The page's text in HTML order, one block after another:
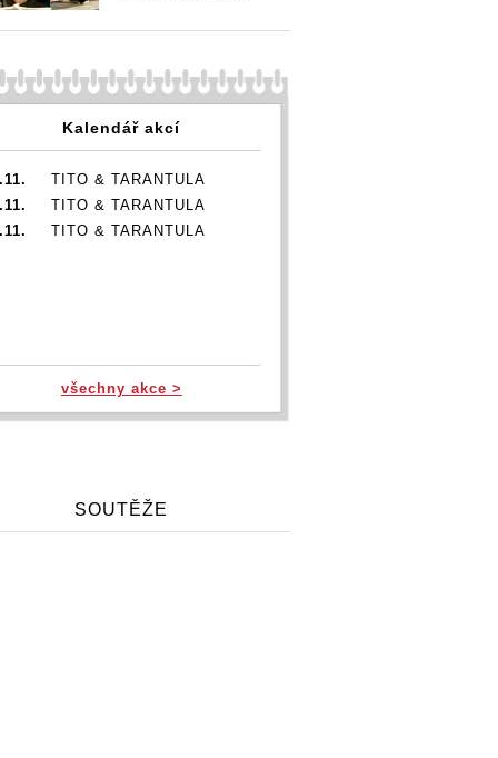
Kalendář akcí
TITO & TARANTULA
TITO & TARANTULA
TITO & TARANTULA
všechny akce >
SOUTĚŽE